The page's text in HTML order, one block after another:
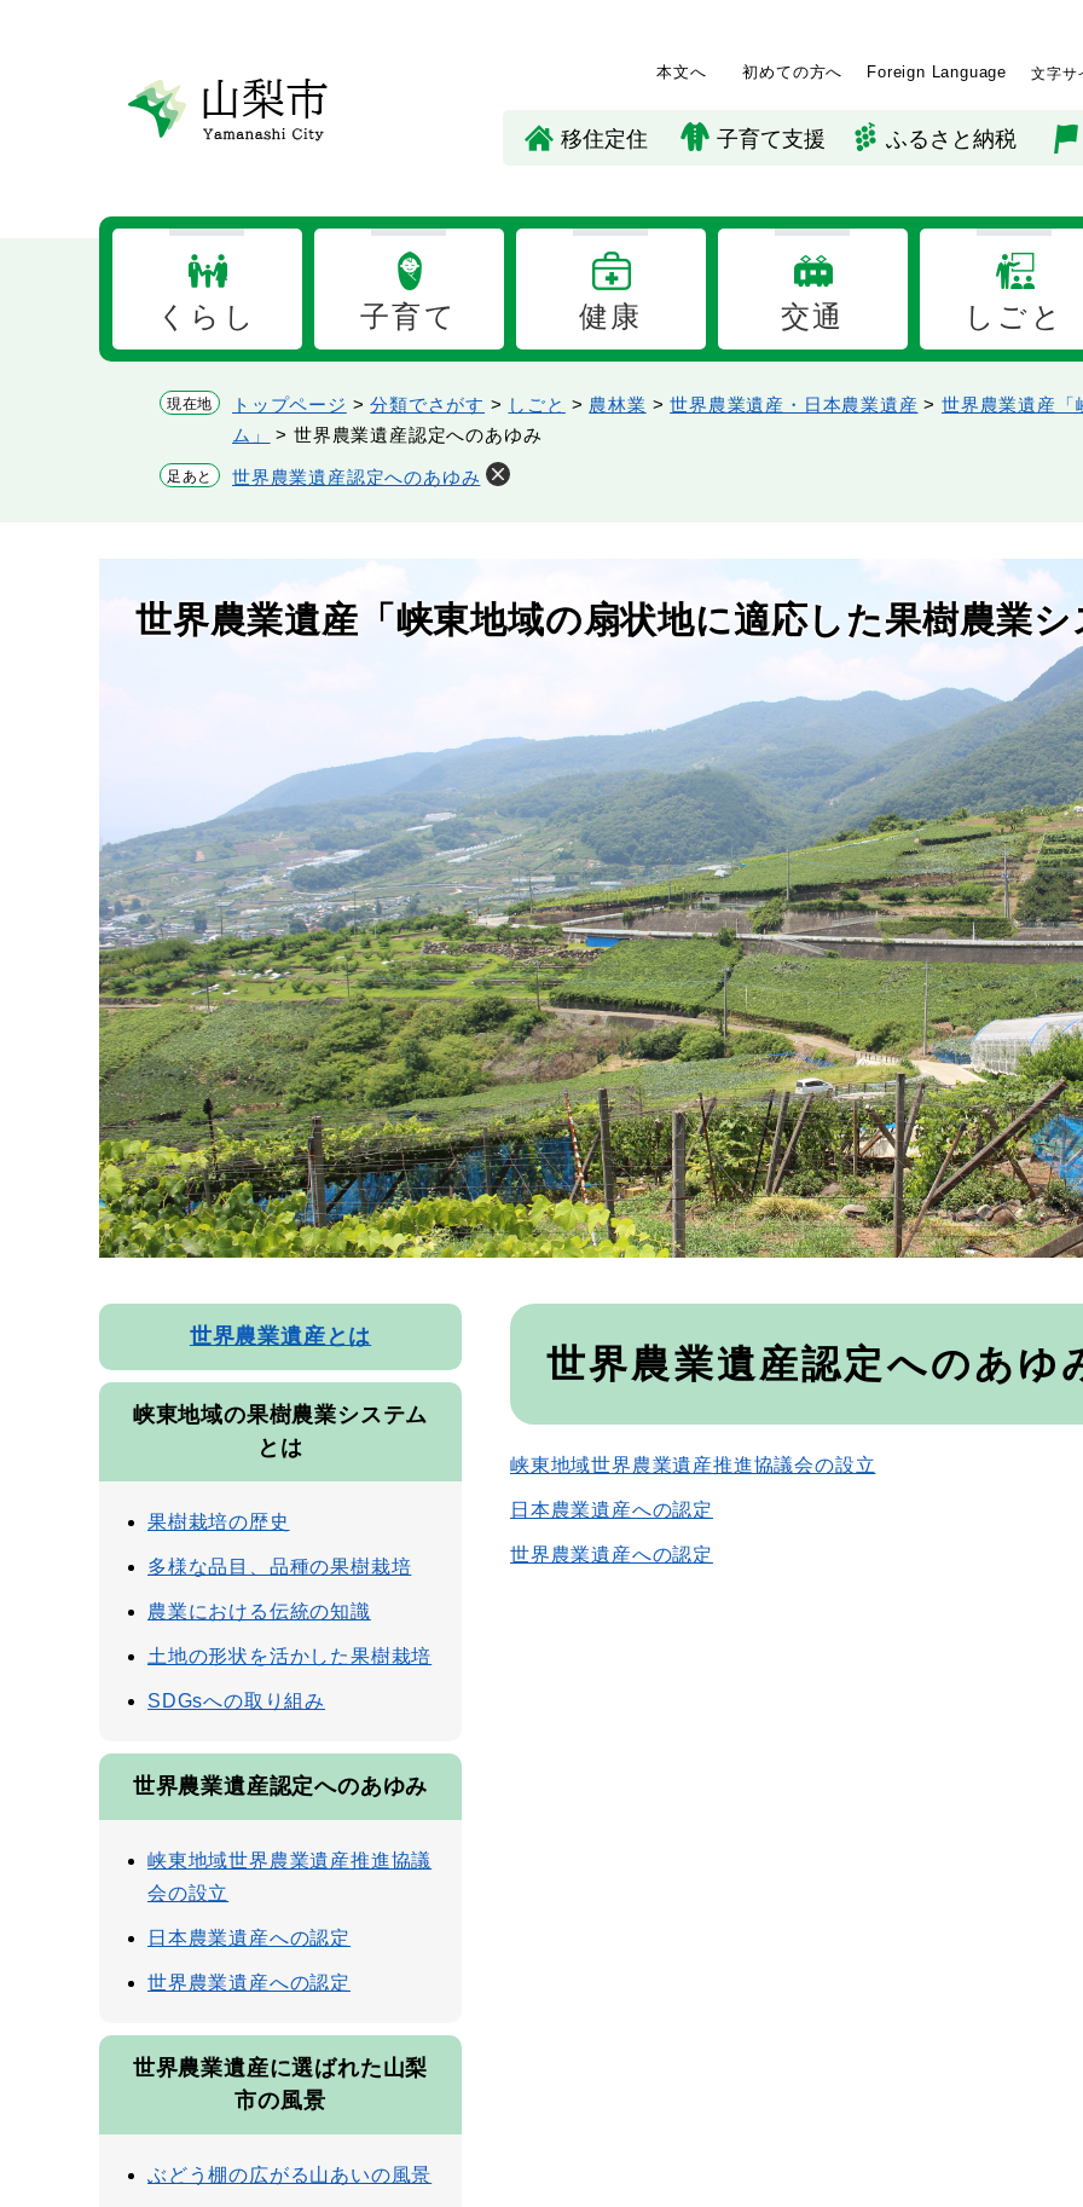
本文へ 初めての方へ Foreign Language 文字サ
移住定住 子育て支援 ふるさと納税
くらし 子育て 健康 交通 しごと
現在地 トップページ >分類でさがす > しごと > 農林業 >世界農業遺産・日本農業遺産 > 世界農業遺産「
ム」
>世界農業遺産認定へのあゆみ
足あと 世界農業遺産認定へのあゆみ
世界農業遺産「峡東地域の扇状地に適応した果樹農業
本
世界農業遺産認定へのあゆ
峡東地域世界農業遺産推進協議会の設立
日本農業遺産への認定
世界農業遺産への認定
世界農業遺産とは
峡東地域の果樹農業システム
とは
果樹栽培の歴史
多様な品目、品種の果樹栽培
農業における伝統の知識
土地の形状を活かした果樹栽培
SDGsへの取り組み
世界農業遺産認定へのあゆみ
峡東地域世界農業遺産推進協議
会の設立
日本農業遺産への認定
世界農業遺産への認定
世界農業遺産に選ばれた山梨
市の風景
ぶどう棚の広がる山あいの風景